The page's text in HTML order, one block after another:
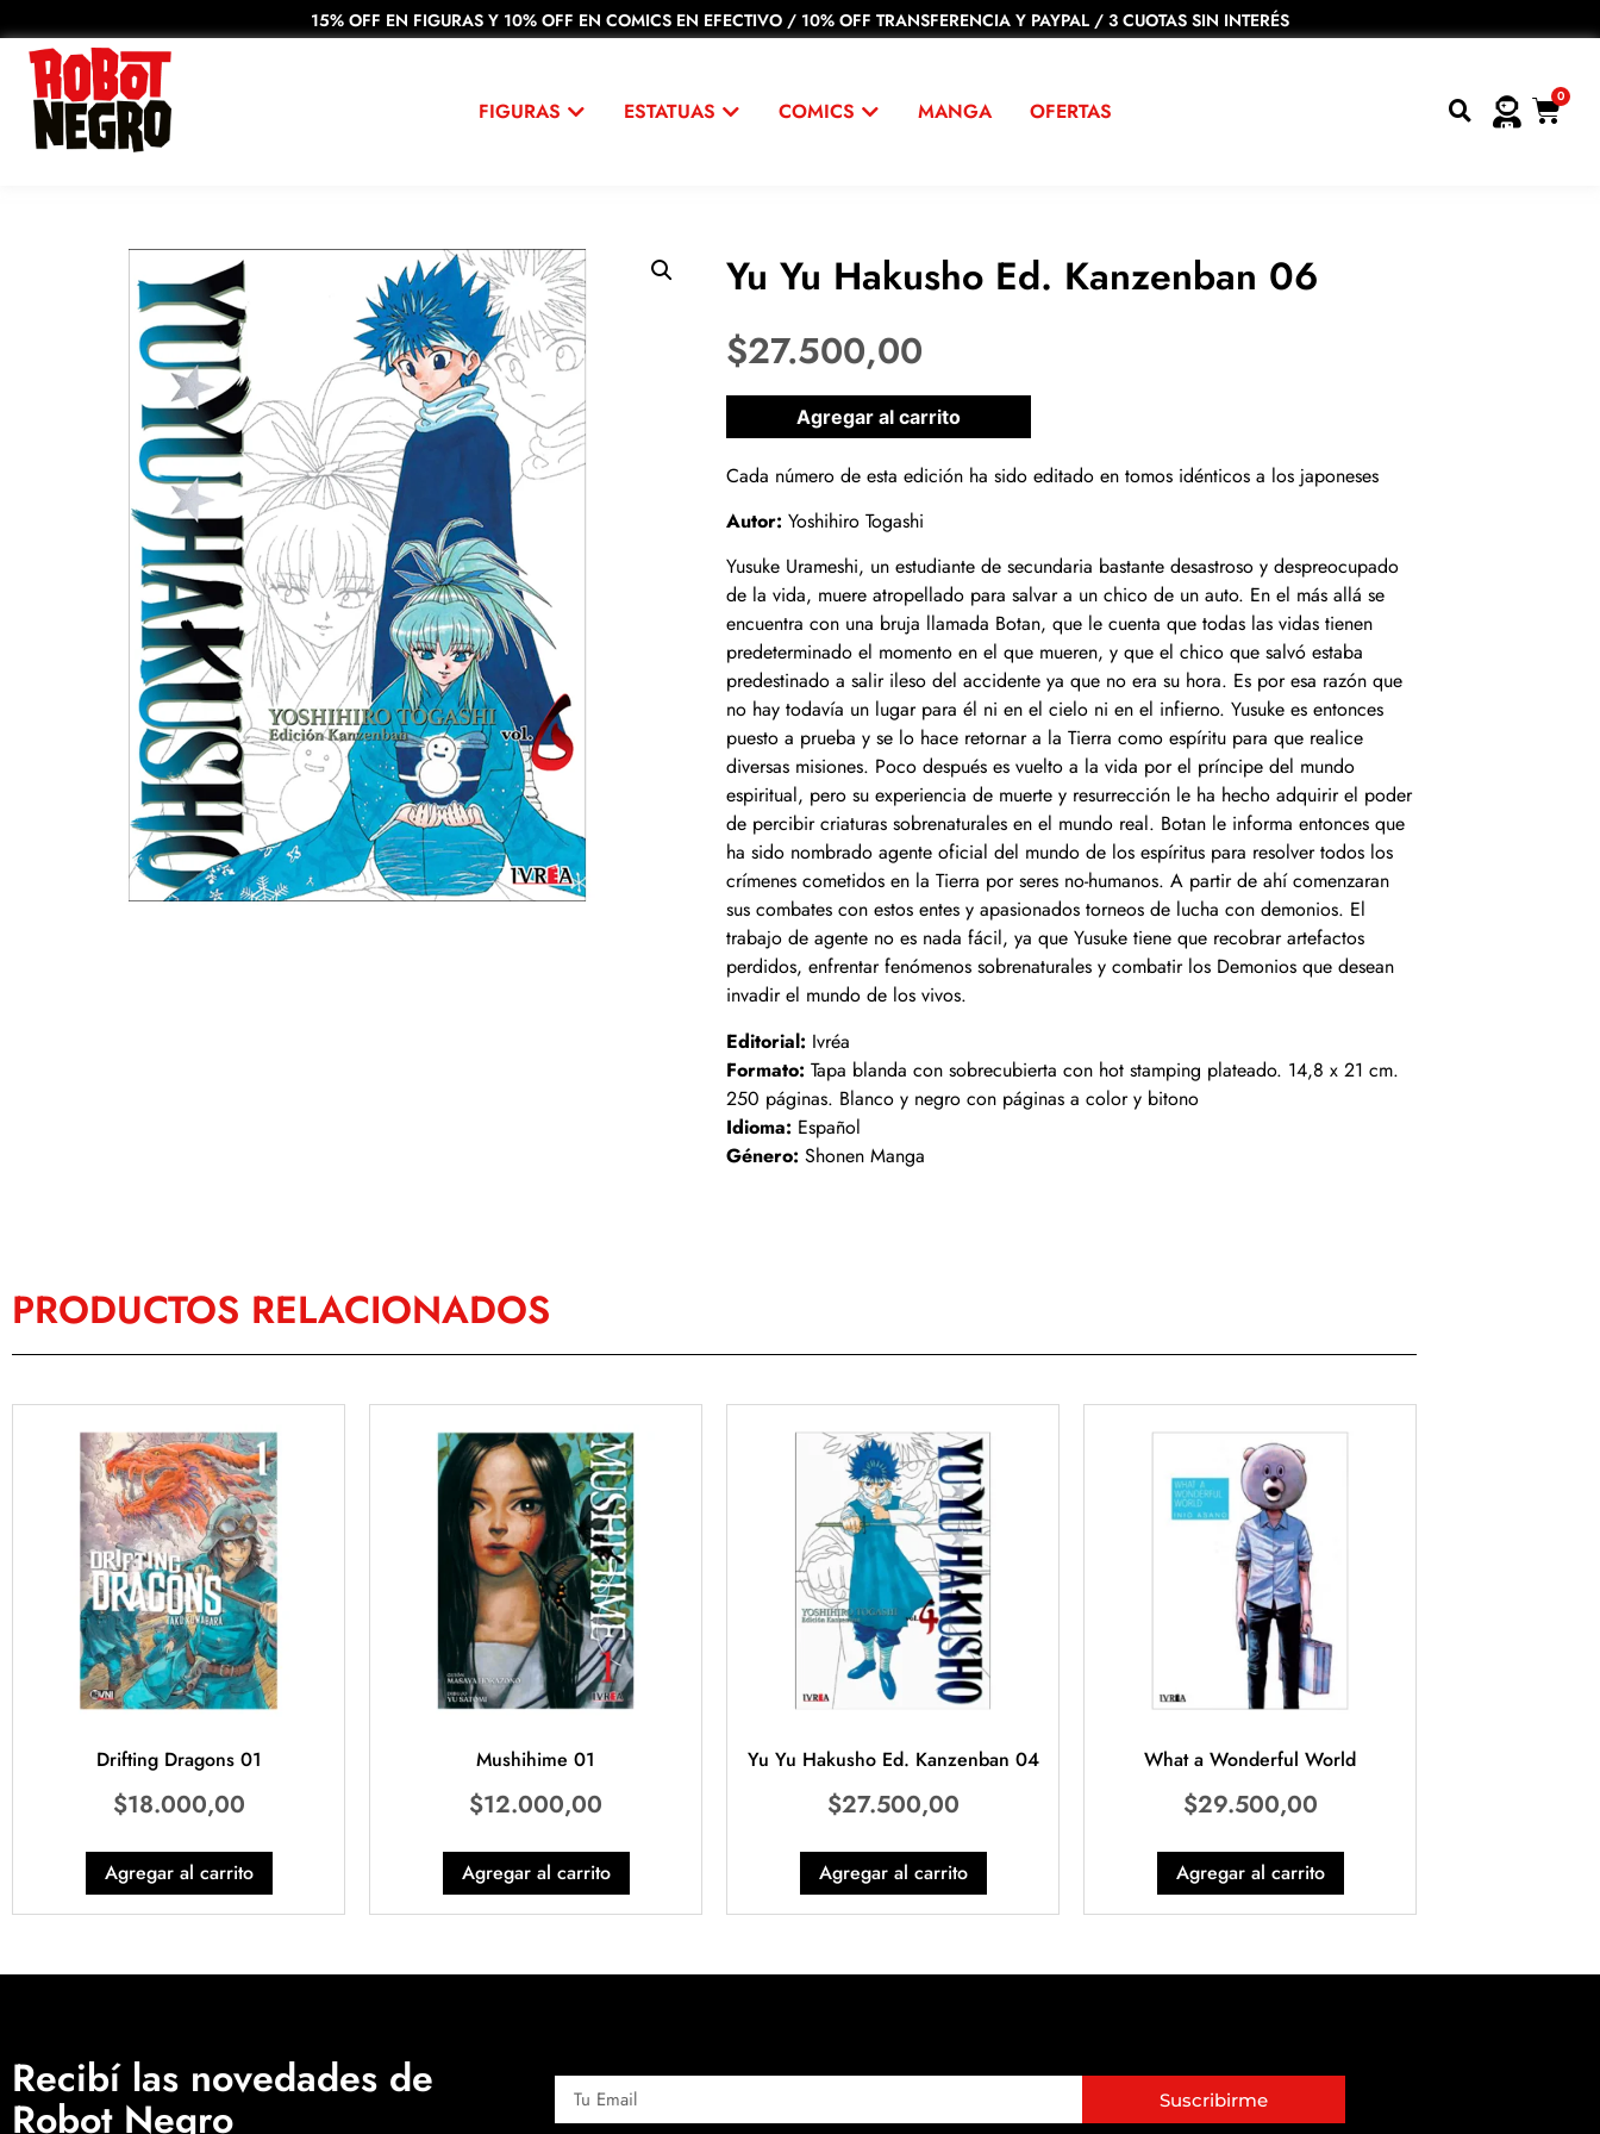
15% OFF EN FIGURAS Y 10% OFF EN COMICS EN EFECTIVO / 10% OFF TRANSFERENCIA Y PAYPAL / 3 CUOTAS SIN INTERÉS
FIGURAS ESTATUAS COMICS MANGA OFERTAS
0
Yu Yu Hakusho Ed. Kanzenban 06
$27.500,00
1 disponibles
Agregar al carrito
Cada número de esta edición ha sido editado en tomos idénticos a los japoneses
Autor: Yoshihiro Togashi
Yusuke Urameshi, un estudiante de secundaria bastante desastroso y despreocupado
de la vida, muere atropellado para salvar a un chico de un auto. En el más allá se
encuentra con una bruja llamada Botan, que le cuenta que todas las vidas tienen
predeterminado el momento en el que mueren, y que el chico que salvó estaba
predestinado a salir ileso del accidente ya que no era su hora. Es por esa razón que
no hay todavía un lugar para él ni en el cielo ni en el infierno. Yusuke es entonces
puesto a prueba y se lo hace retornar a la Tierra como espíritu para que realice
diversas misiones. Poco después es vuelto a la vida por el príncipe del mundo
espiritual, pero su experiencia de muerte y resurrección le ha hecho adquirir el poder
de percibir criaturas sobrenaturales en el mundo real. Botan le informa entonces que
ha sido nombrado agente oficial del mundo de los espíritus para resolver todos los
crímenes cometidos en la Tierra por seres no-humanos. A partir de ahí comenzaran
sus combates con estos entes y apasionados torneos de lucha con demonios. El
trabajo de agente no es nada fácil, ya que Yusuke tiene que recobrar artefactos
perdidos, enfrentar fenómenos sobrenaturales y combatir los Demonios que desean
invadir el mundo de los vivos.
Editorial: Ivréa
Formato: Tapa blanda con sobrecubierta con hot stamping plateado. 14,8 x 21 cm.
250 páginas. Blanco y negro con páginas a color y bitono
Idioma: Español
Género: Shonen Manga
PRODUCTOS RELACIONADOS
Drifting Dragons 01
$18.000,00
Agregar al carrito
Mushihime 01
$12.000,00
Agregar al carrito
Yu Yu Hakusho Ed. Kanzenban 04
$27.500,00
Agregar al carrito
What a Wonderful World
$29.500,00
Agregar al carrito
Recibí las novedades de
Robot Negro Suscribirme